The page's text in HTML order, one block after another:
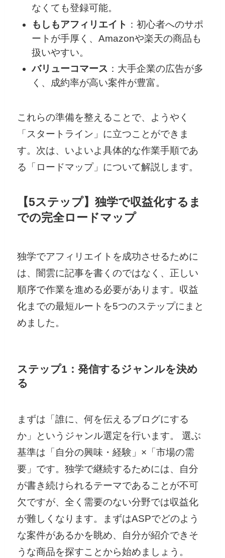
なくても登録可能。
もしもアフィリエイト ：初心者へのサポ
ートが手厚く、Amazonや楽天の商品も
扱いやすい。
バリューコマース ：大手企業の広告が多
く、成約率が高い案件が豊富。
これらの準備を整えることで、ようやく
「スタートライン」に立つことができま
す。次は、いよいよ具体的な作業手順であ
る「ロードマップ」について解説します。
【5ステップ】独学で収益化するま
での完全ロードマップ
独学でアフィリエイトを成功させるために
は、闇雲に記事を書くのではなく、正しい
順序で作業を進める必要があります。収益
化までの最短ルートを5つのステップにまと
めました。
ステップ1：発信するジャンルを決め
る
まずは「誰に、何を伝えるブログにする
か」というジャンル選定を行います。 選ぶ
基準は「自分の興味・経験」×「市場の需
要」です。独学で継続するためには、自分
が書き続けられるテーマであることが不可
欠ですが、全く需要のない分野では収益化
が難しくなります。まずはASPでどのよう
な案件があるかを眺め、自分が紹介できそ
うな商品を探すことから始めましょう。